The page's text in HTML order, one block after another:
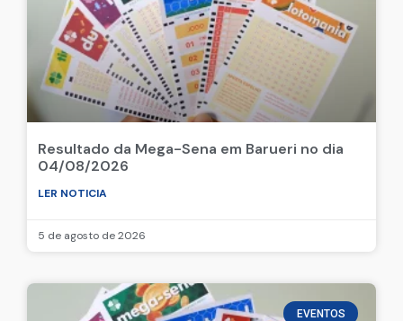
Resultado da Mega-Sena em Barueri no dia
04/08/2026
LER NOTICIA
5 de agosto de 2026
EVENTOS